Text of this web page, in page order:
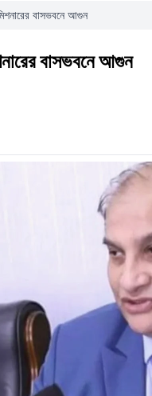
বাসভবনে আগুন
বাসভবনে আগুন